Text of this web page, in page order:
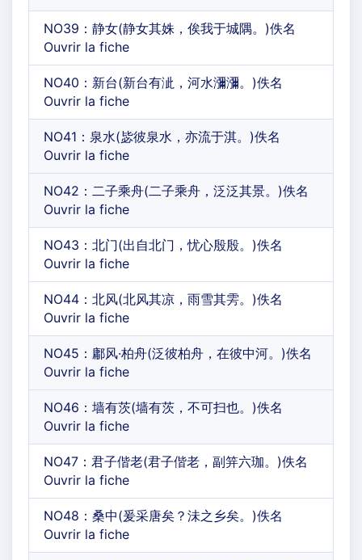
NO39：静女(静女其姝，俟我于城隅。)佚名
Ouvrir la fiche
NO40：新台(新台有泚，河水瀰瀰。)佚名
Ouvrir la fiche
NO41：泉水(毖彼泉水，亦流于淇。)佚名
Ouvrir la fiche
NO42：二子乘舟(二子乘舟，泛泛其景。)佚名
Ouvrir la fiche
NO43：北门(出自北门，忧心殷殷。)佚名
Ouvrir la fiche
NO44：北风(北风其凉，雨雪其雱。)佚名
Ouvrir la fiche
NO45：鄘风·柏舟(泛彼柏舟，在彼中河。)佚名
Ouvrir la fiche
NO46：墙有茨(墙有茨，不可扫也。)佚名
Ouvrir la fiche
NO47：君子偕老(君子偕老，副笄六珈。)佚名
Ouvrir la fiche
NO48：桑中(爰采唐矣？沬之乡矣。)佚名
Ouvrir la fiche